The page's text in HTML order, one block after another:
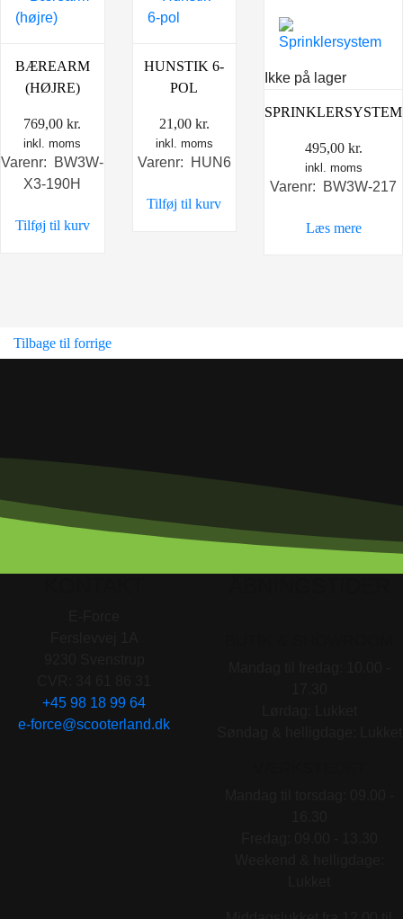
BÆREARM
(HØJRE)
769,00kr.
inkl. moms
Varenr: BW3W-
X3-190H
Tilføj til kurv
HUNSTIK 6-
POL
21,00 kr.
inkl. moms
Varenr: HUN6
Tilføj til kurv
Ikke på lager
SPRINKLERSYSTEM
495,00 kr.
inkl. moms
Varenr: BW3W-217
Læs mere
Tilbage til forrige
+45 98 18 99 64
e-force@scooterland.dk